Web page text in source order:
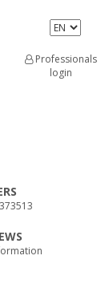
Professionals
login